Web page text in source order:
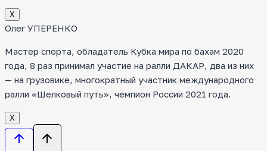
Х
Олег УПЕРЕНКО
Мастер спорта, обладатель Кубка мира по бахам 2020
года, 8 раз принимал участие на ралли ДАКАР, два из них
— на грузовике, многократный участник международного
ралли «Шелковый путь», чемпион России 2021 года.
Х